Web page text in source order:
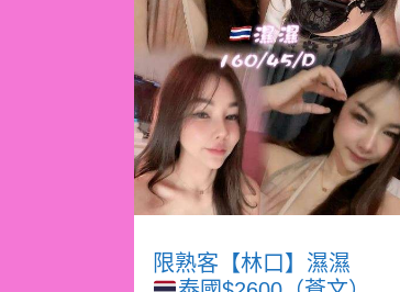
限熟客【林口】濕濕